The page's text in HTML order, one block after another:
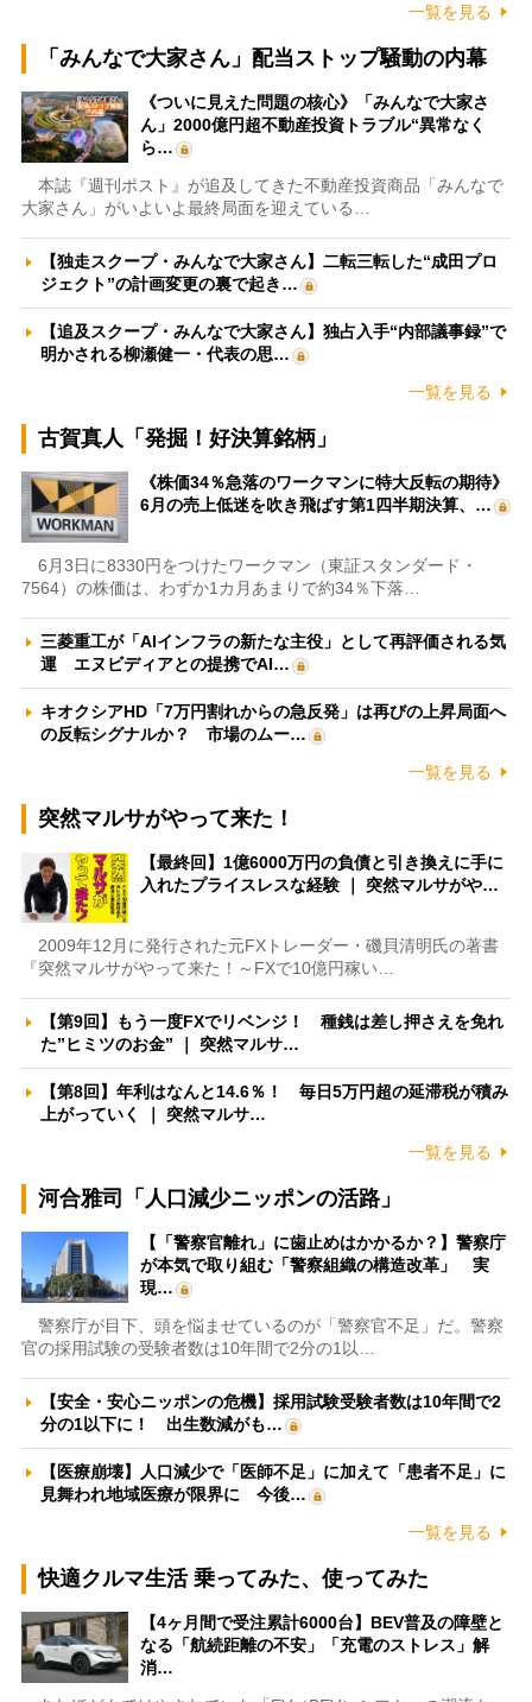
一覧を見る
「みんなで大家さん」配当ストップ騒動の内幕
《ついに見えた問題の核心》「みんなで大家さ
ん」2000億円超不動産投資トラブル“異常なく
ら…
本誌『週刊ポスト』が追及してきた不動産投資商品「みんなで
大家さん」がいよいよ最終局面を迎えている…
【独走スクープ・みんなで大家さん】二転三転した“成田プロ
ジェクト”の計画変更の裏で起き…
【追及スクープ・みんなで大家さん】独占入手“内部議事録”で
明かされる柳瀬健一・代表の思…
一覧を見る
古賀真人「発掘！好決算銘柄」
《株価34％急落のワークマンに特大反転の期待》
6月の売上低迷を吹き飛ばす第1四半期決算、…
6月3日に8330円をつけたワークマン（東証スタンダード・
7564）の株価は、わずか1カ月あまりで約34％下落…
三菱重工が「AIインフラの新たな主役」として再評価される気
運 エヌビディアとの提携でAI…
キオクシアHD「7万円割れからの急反発」は再びの上昇局面へ
の反転シグナルか？ 市場のムー…
一覧を見る
突然マルサがやって来た！
【最終回】1億6000万円の負債と引き換えに手に
入れたプライスレスな経験 ｜ 突然マルサがや…
2009年12月に発行された元FXトレーダー・磯貝清明氏の著書
『突然マルサがやって来た！～FXで10億円稼い…
【第9回】もう一度FXでリベンジ！ 種銭は差し押さえを免れ
た”ヒミツのお金” ｜ 突然マルサ…
【第8回】年利はなんと14.6％！ 毎日5万円超の延滞税が積み
上がっていく ｜ 突然マルサ…
一覧を見る
河合雅司「人口減少ニッポンの活路」
【「警察官離れ」に歯止めはかかるか？】警察庁
が本気で取り組む「警察組織の構造改革」 実
現…
警察庁が目下、頭を悩ませているのが「警察官不足」だ。警察
官の採用試験の受験者数は10年間で2分の1以…
【安全・安心ニッポンの危機】採用試験受験者数は10年間で2
分の1以下に！ 出生数減がも…
【医療崩壊】人口減少で「医師不足」に加えて「患者不足」に
見舞われ地域医療が限界に 今後…
一覧を見る
快適クルマ生活 乗ってみた、使ってみた
【4ヶ月間で受注累計6000台】BEV普及の障壁と
なる「航続距離の不安」「充電のストレス」解
消…